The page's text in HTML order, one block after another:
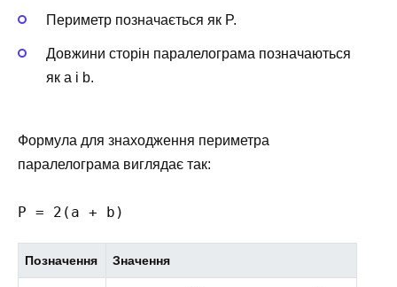
Периметр позначається як P.
Довжини сторін паралелограма позначаються
як a і b.
Формула для знаходження периметра
паралелограма виглядає так:
P = 2(a + b)
Позначення Значення